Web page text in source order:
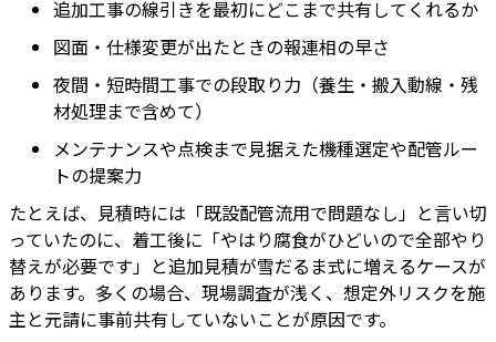
追加工事の線引きを最初にどこまで共有してくれるか
図面・仕様変更が出たときの報連相の早さ
夜間・短時間工事での段取り力（養生・搬入動線・残
材処理まで含めて）
メンテナンスや点検まで見据えた機種選定や配管ルー
トの提案力
たとえば、見積時には「既設配管流用で問題なし」と言い切
っていたのに、着工後に「やはり腐食がひどいので全部やり
替えが必要です」と追加見積が雪だるま式に増えるケースが
あります。多くの場合、現場調査が浅く、想定外リスクを施
主と元請に事前共有していないことが原因です。